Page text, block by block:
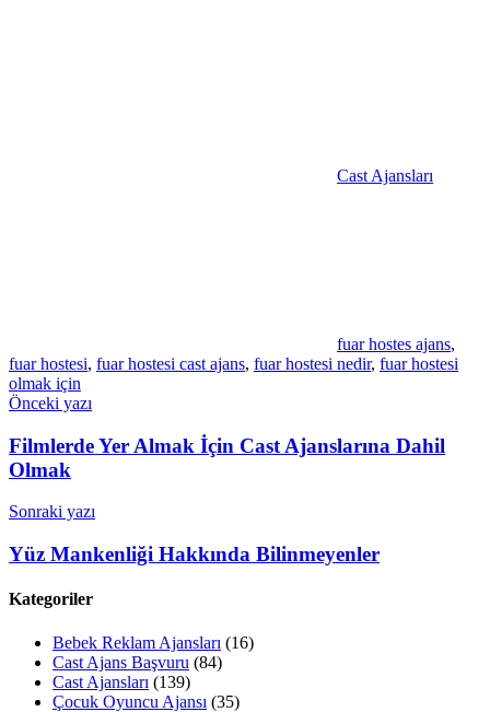
Cast Ajansları
fuar hostes ajans,
fuar hostesi, fuar hostesi cast ajans, fuar hostesi nedir, fuar hostesi
olmak için
Yazı
gezinmesi
Önceki yazı
Filmlerde Yer Almak İçin Cast Ajanslarına Dahil
Olmak
Sonraki yazı
Yüz Mankenliği Hakkında Bilinmeyenler
Kategoriler
Bebek Reklam Ajansları (16)
Cast Ajans Başvuru (84)
Cast Ajansları (139)
Çocuk Oyuncu Ajansı (35)